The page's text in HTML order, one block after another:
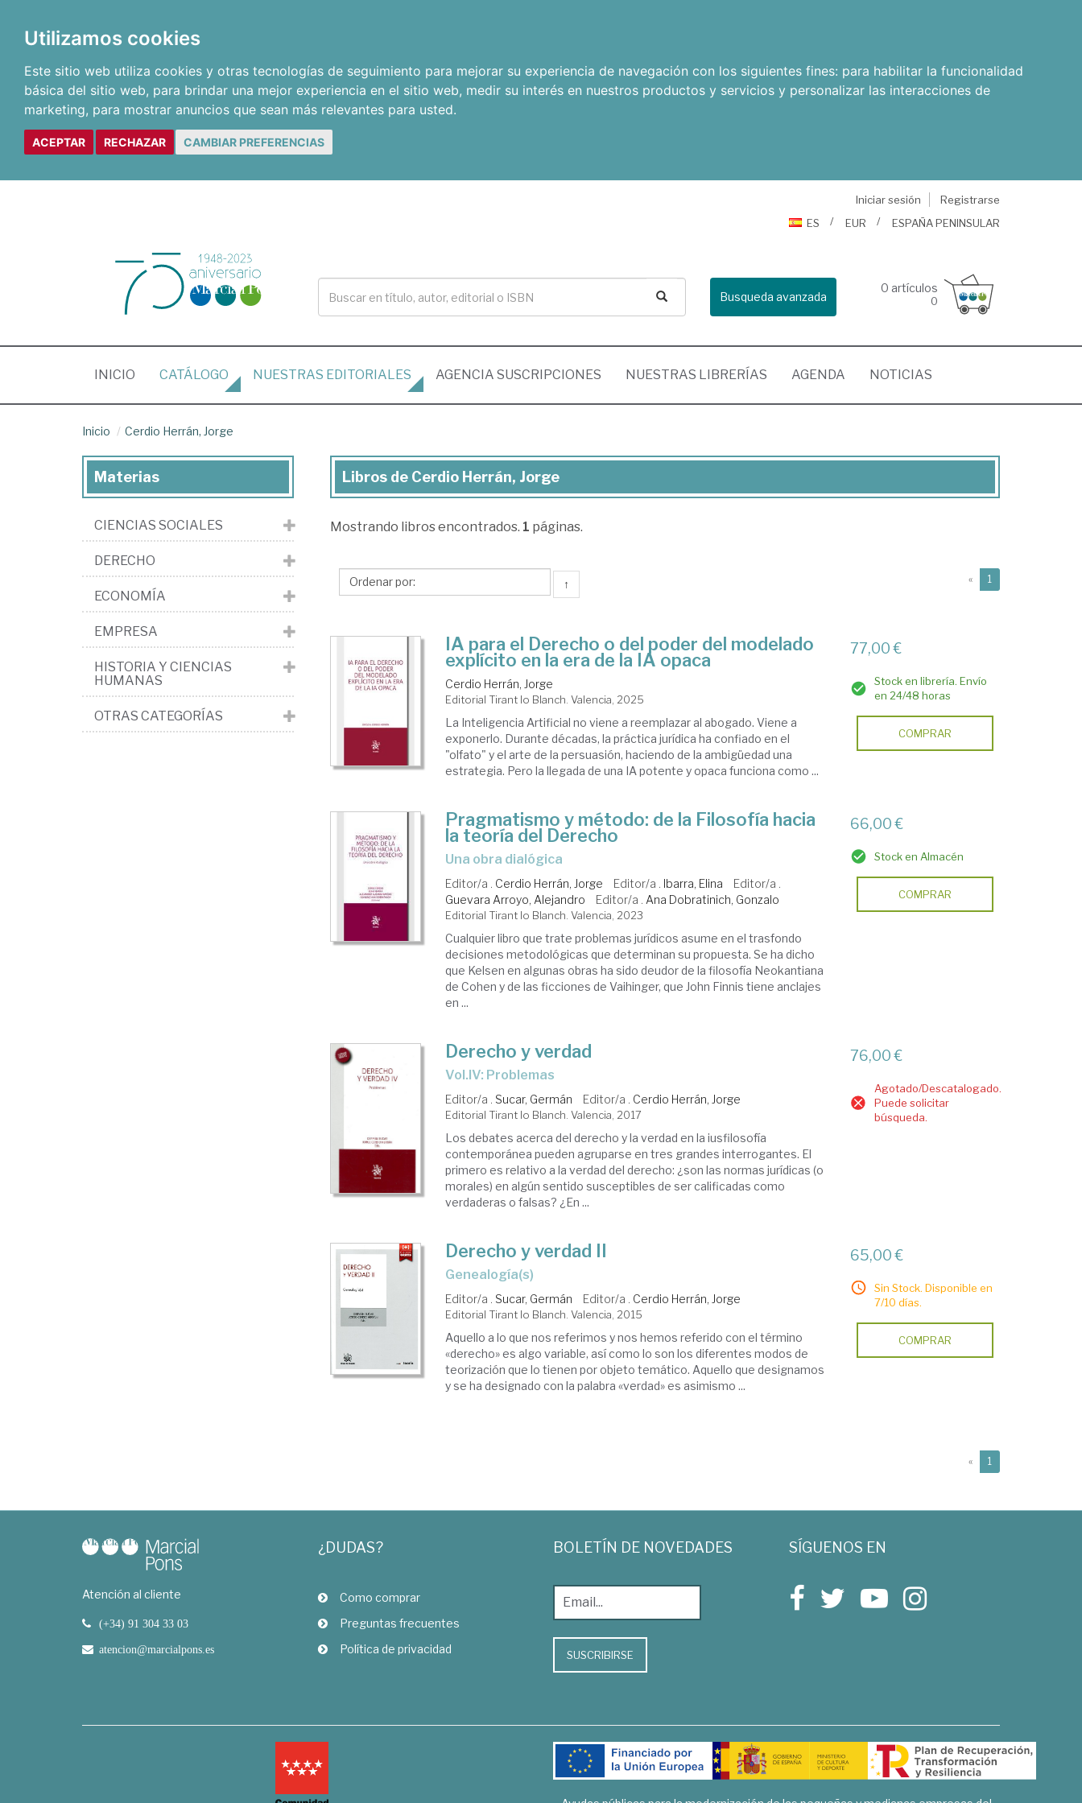
Utilizamos cookies
Este sitio web utiliza cookies y otras tecnologías de seguimiento para mejorar su experiencia de navegación con los siguientes fines: para habilitar la funcionalidad
básica del sitio web, para brindar una mejor experiencia en el sitio web, medir su interés en nuestros productos y servicios y personalizar las interacciones de
marketing, para mostrar anuncios que sean más relevantes para usted.
ACEPTAR RECHAZAR CAMBIAR PREFERENCIAS
Iniciar sesión
Registrarse
ES
EUR ESPAÑA PENINSULAR
Busqueda avanzada
0 artículos
0
INICIO (CURRENT)
CATÁLOGO NUESTRAS EDITORIALES AGENCIA SUSCRIPCIONES NUESTRAS LIBRERÍAS AGENDA NOTICIAS
Inicio Cerdio Herrán, Jorge
Libros
Cerdio
Jorge
Libros de Cerdio Herrán, Jorge
Mostrando libros encontrados. 1 páginas.
↑ « 1
IA para el Derecho o del poder del modelado
explícito en la era de la IA opaca
Cerdio Herrán, Jorge
Editorial Tirant lo Blanch. Valencia, 2025
La Inteligencia Artificial no viene a reemplazar al abogado. Viene a
exponerlo. Durante décadas, la práctica jurídica ha confiado en el
"olfato" y el arte de la persuasión, haciendo de la ambigüedad una
estrategia. Pero la llegada de una IA potente y opaca funciona como ...
77,00 €
Stock en librería. Envío
en 24/48 horas
COMPRAR
Pragmatismo y método: de la Filosofía hacia
la teoría del Derecho
una obra dialógica
Editor/a . Cerdio Herrán, Jorge Editor/a . Ibarra, Elina
Editor/a .
Guevara Arroyo, Alejandro
Editor/a . Ana Dobratinich, Gonzalo
Editorial Tirant lo Blanch. Valencia, 2023
Cualquier libro que trate problemas jurídicos asume en el trasfondo
decisiones metodológicas que determinan su propuesta. Se ha dicho
que Kelsen en algunas obras ha sido deudor de la filosofía Neokantiana
de Cohen y de las ficciones de Vaihinger, que John Finnis tiene anclajes
en ...
66,00 €
Stock en Almacén
COMPRAR
Derecho y verdad
Vol.IV: Problemas
Editor/a . Sucar, Germán Editor/a . Cerdio Herrán, Jorge
Editorial Tirant lo Blanch. Valencia, 2017
Los debates acerca del derecho y la verdad en la iusfilosofía
contemporánea pueden agruparse en tres grandes interrogantes. El
primero es relativo a la verdad del derecho: ¿son las normas jurídicas (o
morales) en algún sentido susceptibles de ser calificadas como
verdaderas o falsas? ¿En ...
76,00 €
Agotado/Descatalogado.
Puede solicitar
búsqueda.
Derecho y verdad II
genealogía(s)
Editor/a . Sucar, Germán Editor/a . Cerdio Herrán, Jorge
Editorial Tirant lo Blanch. Valencia, 2015
Aquello a lo que nos referimos y nos hemos referido con el término
«derecho» es algo variable, así como lo son los diferentes modos de
teorización que lo tienen por objeto temático. Aquello que designamos
y se ha designado con la palabra «verdad» es asimismo ...
65,00 €
Sin Stock. Disponible en
7/10 días.
COMPRAR
« 1
Materias
CIENCIAS SOCIALES
DERECHO
ECONOMÍA
EMPRESA
HISTORIA Y CIENCIAS
HUMANAS
OTRAS CATEGORÍAS
Atención al cliente
(+34) 91 304 33 03
atencion@marcialpons.es
¿DUDAS?
Como comprar
Preguntas frecuentes
Política de privacidad
BOLETÍN DE NOVEDADES
SUSCRIBIRSE
SÍGUENOS EN